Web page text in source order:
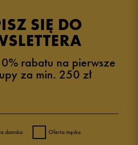
SIĘ DO
rabatu na pierwsze
za min. 250 zł
damska Oferta męska